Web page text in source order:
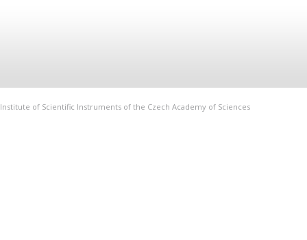
Institute of Scientific Instruments of the Czech Academy of Sciences